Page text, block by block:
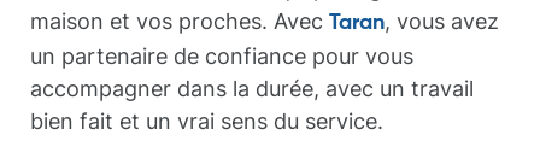
maison et vos proches. Avec Taran, vous avez
un partenaire de confiance pour vous
accompagner dans la durée, avec un travail
bien fait et un vrai sens du service.